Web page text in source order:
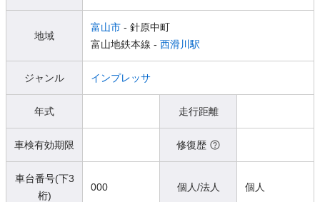
地域
富山市 - 針原中町
富山地鉄本線 - 西滑川駅
ジャンル インプレッサ
年式 走行距離
車検有効期限 修復歴
車台番号(下3
桁)
000 個人/法人 個人